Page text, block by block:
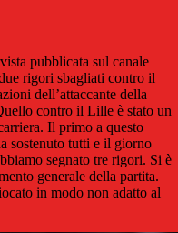
pubblicata sul canale
rigori sbagliati contro il
dell’attaccante della
contro il Lille è stato un
Il primo a questo
sostenuto tutti e il giorno
segnato tre rigori. Si è
generale della partita.
in modo non adatto al